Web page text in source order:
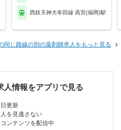
西鉄天神大牟田線 高宮(福岡)駅
同じ路線の別の薬剤師求人をもっと見る
人情報をアプリで見る
更新
を見逃さない
ンテンツを配信中